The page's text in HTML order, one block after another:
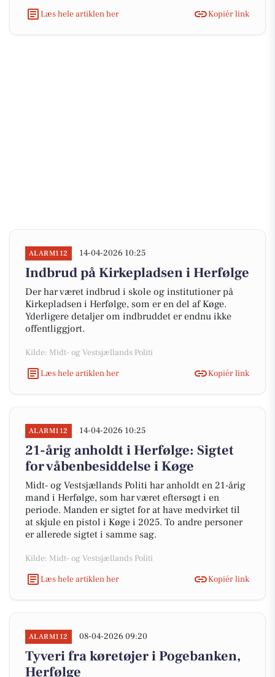
Læs hele artiklen her
Kopiér link
ALARM112 14-04-2026 10:25
Indbrud på Kirkepladsen i Herfølge
Der har været indbrud i skole og institutioner på
Kirkepladsen i Herfølge, som er en del af Køge.
Yderligere detaljer om indbruddet er endnu ikke
offentliggjort.
Kilde: Midt- og Vestsjællands Politi
Læs hele artiklen her
Kopiér link
ALARM112 14-04-2026 10:25
21-årig anholdt i Herfølge: Sigtet
for våbenbesiddelse i Køge
Midt- og Vestsjællands Politi har anholdt en 21-årig
mand i Herfølge, som har været eftersøgt i en
periode. Manden er sigtet for at have medvirket til
at skjule en pistol i Køge i 2025. To andre personer
er allerede sigtet i samme sag.
Kilde: Midt- og Vestsjællands Politi
Læs hele artiklen her
Kopiér link
ALARM112 08-04-2026 09:20
Tyveri fra køretøjer i Pogebanken,
Herfølge